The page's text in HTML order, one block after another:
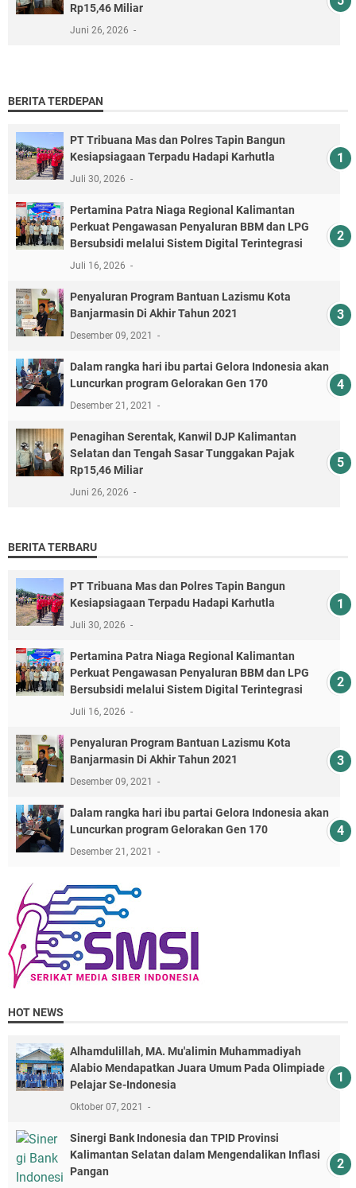
Rp15,46 Miliar
Juni 26, 2026
BERITA TERDEPAN
PT Tribuana Mas dan Polres Tapin Bangun
Kesiapsiagaan Terpadu Hadapi Karhutla
Juli 30, 2026
Pertamina Patra Niaga Regional Kalimantan
Perkuat Pengawasan Penyaluran BBM dan LPG
Bersubsidi melalui Sistem Digital Terintegrasi
Juli 16, 2026
Penyaluran Program Bantuan Lazismu Kota
Banjarmasin Di Akhir Tahun 2021
Desember 09, 2021
Dalam rangka hari ibu partai Gelora Indonesia akan
Luncurkan program Gelorakan Gen 170
Desember 21, 2021
Penagihan Serentak, Kanwil DJP Kalimantan
Selatan dan Tengah Sasar Tunggakan Pajak
Rp15,46 Miliar
Juni 26, 2026
BERITA TERBARU
PT Tribuana Mas dan Polres Tapin Bangun
Kesiapsiagaan Terpadu Hadapi Karhutla
Juli 30, 2026
Pertamina Patra Niaga Regional Kalimantan
Perkuat Pengawasan Penyaluran BBM dan LPG
Bersubsidi melalui Sistem Digital Terintegrasi
Juli 16, 2026
Penyaluran Program Bantuan Lazismu Kota
Banjarmasin Di Akhir Tahun 2021
Desember 09, 2021
Dalam rangka hari ibu partai Gelora Indonesia akan
Luncurkan program Gelorakan Gen 170
Desember 21, 2021
HOT NEWS
Alhamdulillah, MA. Mu'alimin Muhammadiyah
Alabio Mendapatkan Juara Umum Pada Olimpiade
Pelajar Se-Indonesia
Oktober 07, 2021
Sinergi Bank Indonesia dan TPID Provinsi
Kalimantan Selatan dalam Mengendalikan Inflasi
Pangan